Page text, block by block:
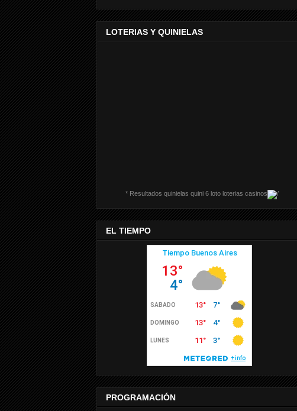
LOTERIAS Y QUINIELAS
* Resultados quinielas quini 6 loto loterias casinos
EL TIEMPO
PROGRAMACIÓN